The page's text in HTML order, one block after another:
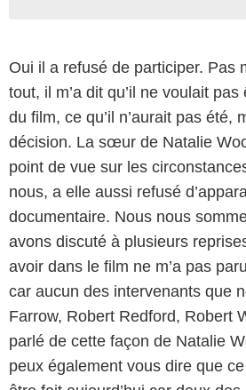
Oui il a refusé de participer. Pas
tout, il m’a dit qu’il ne voulait
du film, ce qu’il n’aurait pas été,
décision. La sœur de Natalie
point de vue sur les
nous, a elle aussi refusé
documentaire. Nous nous
avons discuté à plusieurs
avoir dans le film ne m’a pas
car aucun des intervenants que
Farrow, Robert Redford, Robert
parlé de cette façon de Natalie
peux également vous dire que